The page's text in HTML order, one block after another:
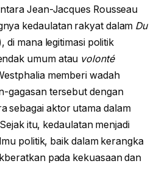
Jean-Jacques Rousseau
kedaulatan rakyat dalam Du
di mana legitimasi politik
umum atau volonté
memberi wadah
gagasan tersebut dengan
sebagai aktor utama dalam
itu, kedaulatan menjadi
politik, baik dalam kerangka
pada kekuasaan dan